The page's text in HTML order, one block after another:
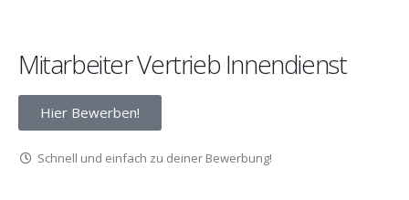
Mitarbeiter Vertrieb Innendienst
Hier Bewerben!
Schnell und einfach zu deiner Bewerbung!